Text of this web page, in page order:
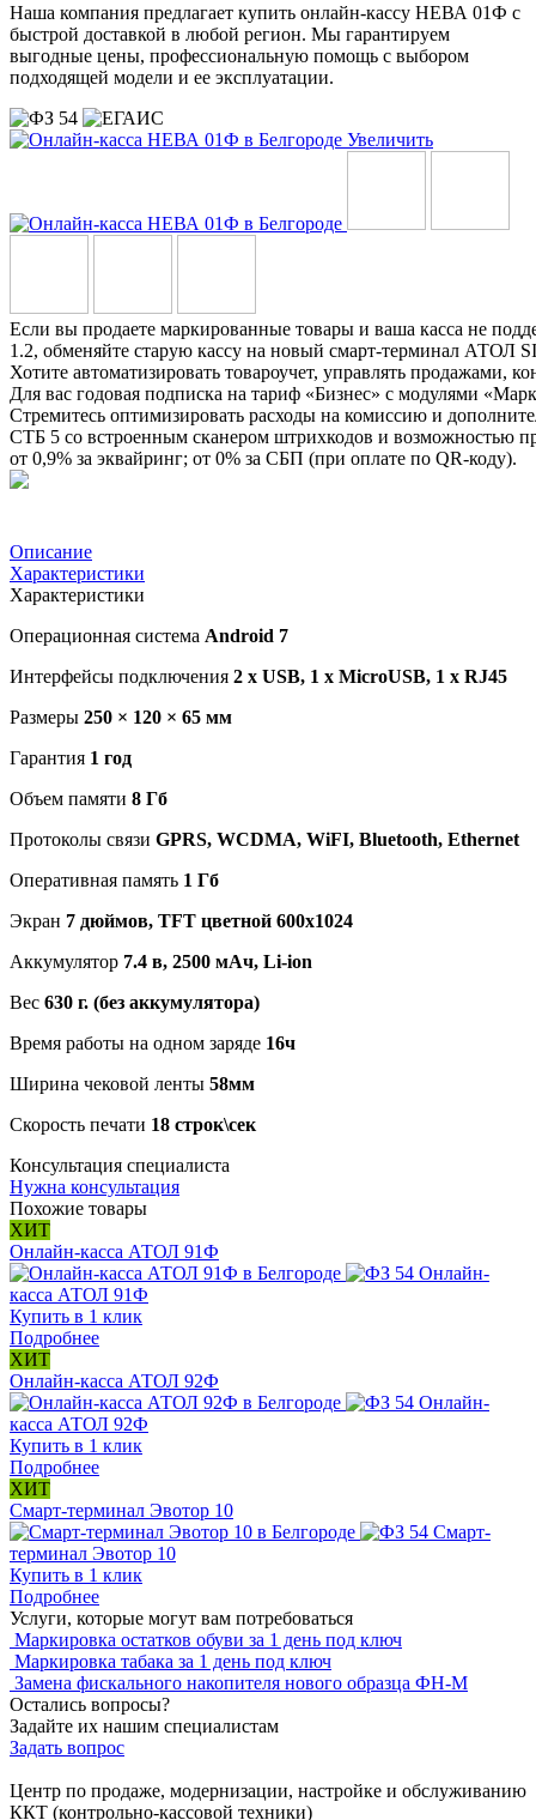
Наша компания предлагает купить онлайн-кассу НЕВА 01Ф с
быстрой доставкой в любой регион. Мы гарантируем
выгодные цены, профессиональную помощь с выбором
подходящей модели и ее эксплуатации.
Увеличить
Если вы продаете маркированные товары и ваша касса не
1.2, обменяйте старую кассу на новый смарт-терминал АТОЛ
Хотите автоматизировать товароучет, управлять продажами,
Для вас годовая подписка на тариф «Бизнес» с модулями
Стремитесь оптимизировать расходы на комиссию и
СТБ 5 со встроенным сканером штрихкодов и возможностью
от 0,9% за эквайринг; от 0% за СБП (при оплате по QR-коду).
Описание
Характеристики
Характеристики
Операционная система Android 7
Интерфейсы подключения 2 x USB, 1 х MicroUSB, 1 x RJ45
Размеры 250 × 120 × 65 мм
Гарантия 1 год
Объем памяти 8 Гб
Протоколы связи GPRS, WCDMA, WiFI, Bluetooth, Ethernet
Оперативная память 1 Гб
Экран 7 дюймов, TFT цветной 600х1024
Аккумулятор 7.4 в, 2500 мАч, Li-ion
Вес 630 г. (без аккумулятора)
Время работы на одном заряде 16ч
Ширина чековой ленты 58мм
Скорость печати 18 строк\сек
Консультация специалиста
Нужна консультация
Похожие товары
ХИТ
Онлайн-касса АТОЛ 91Ф
Онлайн-
касса АТОЛ 91Ф
Купить в 1 клик
Подробнее
ХИТ
Онлайн-касса АТОЛ 92Ф
Онлайн-
касса АТОЛ 92Ф
Купить в 1 клик
Подробнее
ХИТ
Смарт-терминал Эвотор 10
Смарт-
терминал Эвотор 10
Купить в 1 клик
Подробнее
Услуги, которые могут вам потребоваться
Маркировка остатков обуви за 1 день под ключ
Маркировка табака за 1 день под ключ
Замена фискального накопителя нового образца ФН-М
Остались вопросы?
Задайте их нашим специалистам
Задать вопрос
Центр по продаже, модернизации, настройке и обслуживанию
ККТ (контрольно-кассовой техники)